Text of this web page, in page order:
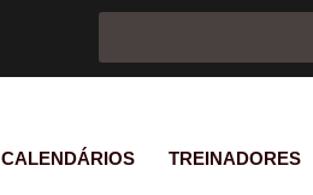
Formulário de
CALENDÁRIOS TREINADORES